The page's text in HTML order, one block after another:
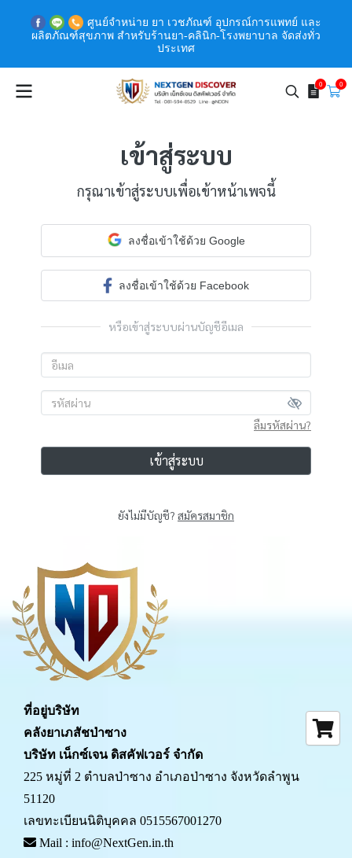
ศูนย์จำหน่าย ยา เวชภัณฑ์ อุปกรณ์การแพทย์ และ
ผลิตภัณฑ์สุขภาพ สำหรับร้านยา-คลินิก-โรงพยาบาล จัดส่งทั่ว
ประเทศ
0 0
เข้าสู่ระบบ
กรุณาเข้าสู่ระบบเพื่อเข้าหน้าเพจนี้
ลงชื่อเข้าใช้ด้วย Google
ลงชื่อเข้าใช้ด้วย Facebook
หรือเข้าสู่ระบบผ่านบัญชีอีเมล
ลืมรหัสผ่าน?
เข้าสู่ระบบ
ยังไม่มีบัญชี? สมัครสมาชิก
ที่อยู่บริษัท
คลังยาเภสัชป่าซาง
บริษัท เน็กซ์เจน ดิสคัฟเวอร์ จำกัด
225 หมู่ที่ 2 ตำบลป่าซาง อำเภอป่าซาง จังหวัดลำพูน
51120
เลขทะเบียนนิติบุคคล 0515567001270
Mail : info@NextGen.in.th